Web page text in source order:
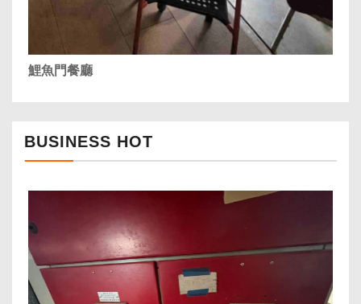
鯉魚門餐廳
BUSINESS HOT